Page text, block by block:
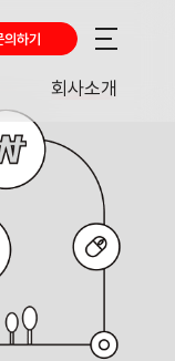
회사소개
의하기